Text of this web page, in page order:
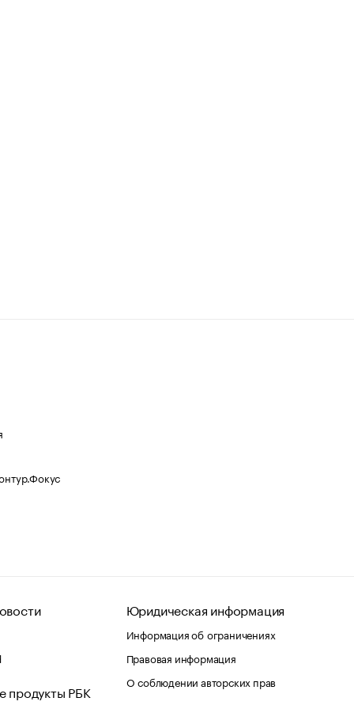
продукты РБК
Юридическая информация
Информация об ограничениях
Правовая информация
О соблюдении авторских прав